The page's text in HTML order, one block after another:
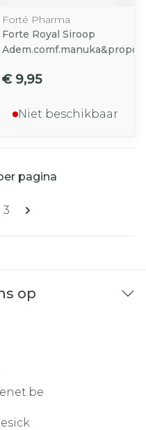
Forté Pharma
Forte Royal Siroop
€ 9,95
Niet beschikbaar
momenteel pagina
Pagina
3
pagina
op